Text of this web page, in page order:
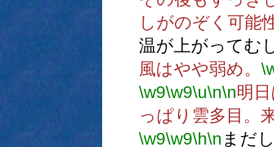
しがのぞく可能
温が上がってむ
風はやや弱め。
\w9\w9\u\n\n明
っぱり雲多目。
\w9\w9\h\n まだ